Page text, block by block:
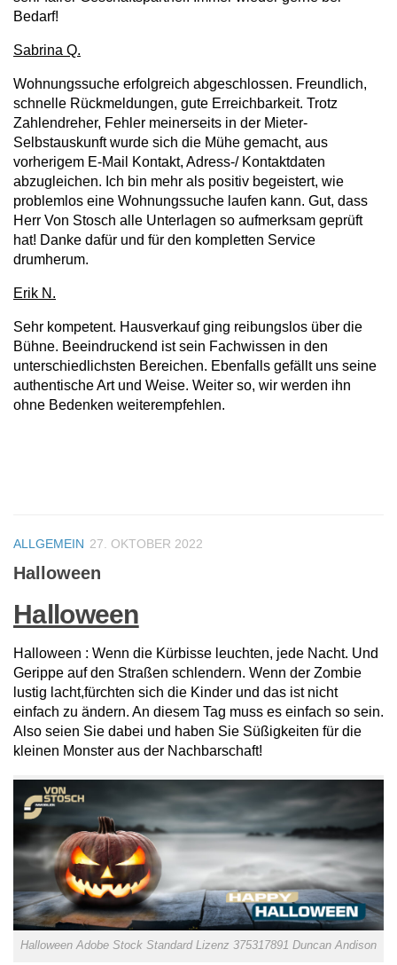
Bedarf!
Sabrina Q.
Wohnungssuche erfolgreich abgeschlossen. Freundlich,
schnelle Rückmeldungen, gute Erreichbarkeit. Trotz
Zahlendreher, Fehler meinerseits in der Mieter-
Selbstauskunft wurde sich die Mühe gemacht, aus
vorherigem E-Mail Kontakt, Adress-/ Kontaktdaten
abzugleichen. Ich bin mehr als positiv begeistert, wie
problemlos eine Wohnungssuche laufen kann. Gut, dass
Herr Von Stosch alle Unterlagen so aufmerksam geprüft
hat! Danke dafür und für den kompletten Service
drumherum.
Erik N.
Sehr kompetent. Hausverkauf ging reibungslos über die
Bühne. Beeindruckend ist sein Fachwissen in den
unterschiedlichsten Bereichen. Ebenfalls gefällt uns seine
authentische Art und Weise. Weiter so, wir werden ihn
ohne Bedenken weiterempfehlen.
ALLGEMEIN 27. OKTOBER 2022
Halloween
Halloween
Halloween : Wenn die Kürbisse leuchten, jede Nacht. Und
Gerippe auf den Straßen schlendern. Wenn der Zombie
lustig lacht,fürchten sich die Kinder und das ist nicht
einfach zu ändern. An diesem Tag muss es einfach so sein.
Also seien Sie dabei und haben Sie Süßigkeiten für die
kleinen Monster aus der Nachbarschaft!
Halloween Adobe Stock Standard Lizenz 375317891 Duncan Andison